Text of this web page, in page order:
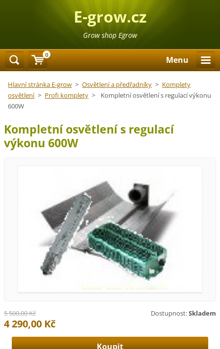
E-grow.cz
Grow shop Egrow
Menu
Hlavní stránka E-grow > Osvětlení a předřadníky > Komplety
osvětlení > Profi komplety >
Kompletní osvětlení s regulací výkonu
600W
Kompletní osvětlení s regulací
výkonu 600W
Dostupnost:Skladem
5 500,00 Kč
4 290,00 Kč
0